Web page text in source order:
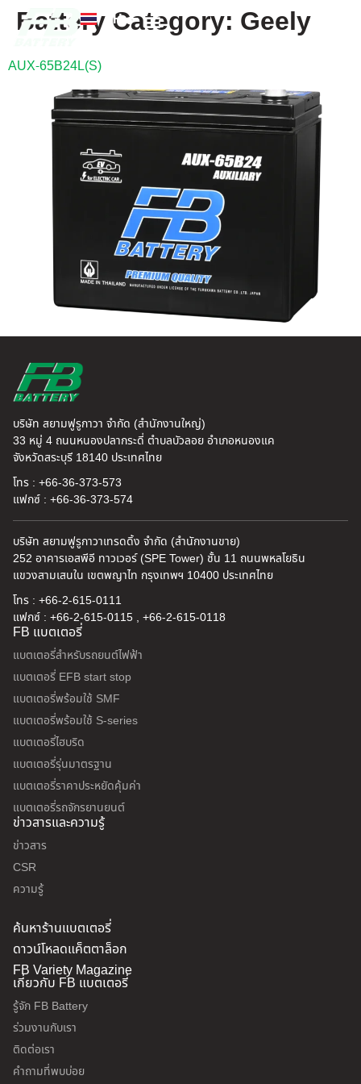
TH
EN
Battery Category: Geely
AUX-65B24L(S)
บริษัท สยามฟูรูกาวา จำกัด (สำนักงานใหญ่)
33 หมู่ 4 ถนนหนองปลากระดี่ ตำบลบัวลอย อำเภอหนองแค
จังหวัดสระบุรี 18140 ประเทศไทย
โทร : +66-36-373-573
แฟกซ์ : +66-36-373-574
บริษัท สยามฟูรูกาวาเทรดดิ้ง จำกัด (สำนักงานขาย)
252 อาคารเอสพีอี ทาวเวอร์ (SPE Tower) ชั้น 11 ถนนพหลโยธิน
แขวงสามเสนใน เขตพญาไท กรุงเทพฯ 10400 ประเทศไทย
โทร : +66-2-615-0111
แฟกซ์ : +66-2-615-0115 , +66-2-615-0118
FB แบตเตอรี่
แบตเตอรี่สำหรับรถยนต์ไฟฟ้า
แบตเตอรี่ EFB start stop
แบตเตอรี่พร้อมใช้ SMF
แบตเตอรี่พร้อมใช้ S-series
แบตเตอรี่ไฮบริด
แบตเตอรี่รุ่นมาตรฐาน
แบตเตอรี่ราคาประหยัดคุ้มค่า
แบตเตอรี่รถจักรยานยนต์
ข่าวสารและความรู้
ข่าวสาร
CSR
ความรู้
ค้นหาร้านแบตเตอรี่
ดาวน์โหลดแค็ตตาล็อก
FB Variety Magazine
เกี่ยวกับ FB แบตเตอรี่
รู้จัก FB Battery
ร่วมงานกับเรา
ติดต่อเรา
คำถามที่พบบ่อย